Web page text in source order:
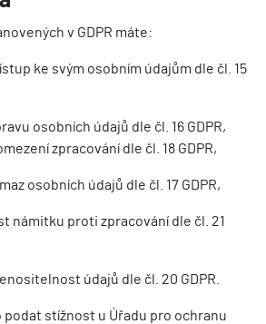
v GDPR máte:
ke svým osobním údajům dle čl. 15
osobních údajů dle čl. 16 GDPR,
zpracování dle čl. 18 GDPR,
osobních údajů dle čl. 17 GDPR,
námitku proti zpracování dle čl. 21
údajů dle čl. 20 GDPR.
podat stížnost u Úřadu pro ochranu